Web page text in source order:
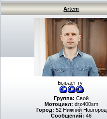
Artem
Бывает тут
Группа: Свой
Мотоцикл: drz400sm
Город: 52 Нижний Новгород
Сообщений: 46